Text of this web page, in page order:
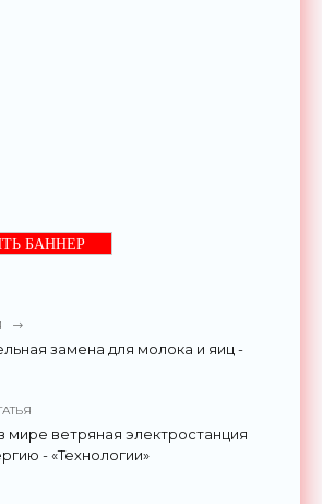
БАННЕР
замена для молока и яиц -
мире ветряная электростанция
- «Технологии»